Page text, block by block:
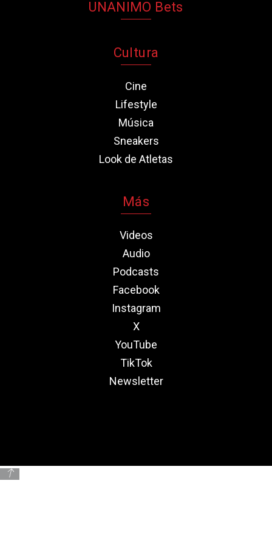
UNANIMO Bets
Cultura
Cine
Lifestyle
Música
Sneakers
Look de Atletas
Más
Videos
Audio
Podcasts
Facebook
Instagram
X
YouTube
TikTok
Newsletter